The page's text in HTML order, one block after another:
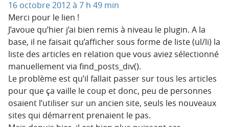
16 octobre 2012 à 7 h 49 min
Merci pour le lien !
J’avoue qu’hier j’ai bien remis à niveau le plugin. A la
base, il ne faisait qu’afficher sous forme de liste (ul/li) la
liste des articles en relation que vous aviez sélectionné
manuellement via find_posts_div().
Le problème est qu’il fallait passer sur tous les articles
pour que ça vaille le coup et donc, peu de personnes
osaient l’utiliser sur un ancien site, seuls les nouveaux
sites qui démarrent prenaient le pas.